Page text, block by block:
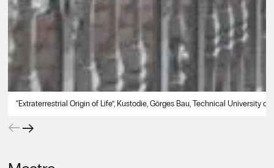
“Extraterrestrial Origin of Life”, Kustodie, Görges Bau, Technical University of
←→